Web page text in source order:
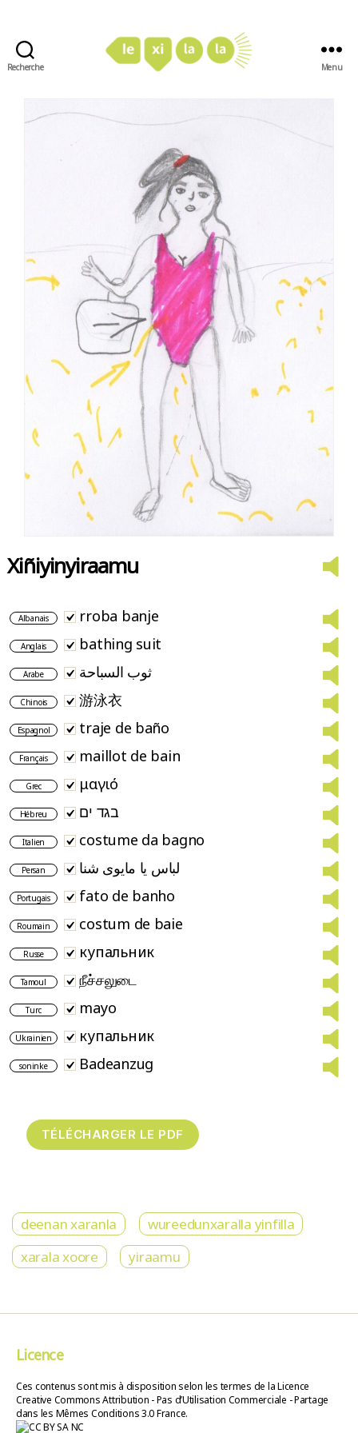
Recherche Menu
Xiñiyinyiraamu
Albanais rroba banje
Anglais bathing suit
Arabe ثوب السباحة
Chinois 游泳衣
Espagnol traje de baño
Français maillot de bain
Grec μαγιό
Hébreu בגד ים
Italien costume da bagno
Persan لباس یا مایوی شنا
Portugais fato de banho
Roumain costum de baie
Russe купальник
Tamoul நீச்சலுடை
Turc mayo
Ukrainien купальник
soninke Badeanzug
deenan xaranla
wureedunxaralla yinfilla
xarala xoore
yiraamu
Licence
Ces contenus sont mis à disposition selon les termes de la Licence
Creative Commons Attribution - Pas d’Utilisation Commerciale - Partage
dans les Mêmes Conditions 3.0 France.